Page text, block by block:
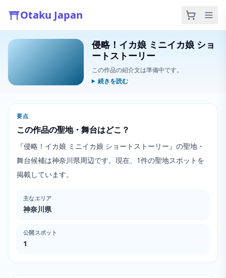
Otaku Japan
侵略！イカ娘 ミニイカ娘 ショ
ートストーリー
この作品の紹介文は準備中です。
続きを読む
要点
この作品の聖地・舞台はどこ？
『侵略！イカ娘 ミニイカ娘 ショートストーリー』の聖地・
舞台候補は神奈川県周辺です。現在、1件の聖地スポットを
掲載しています。
主なエリア
神奈川県
公開スポット
1